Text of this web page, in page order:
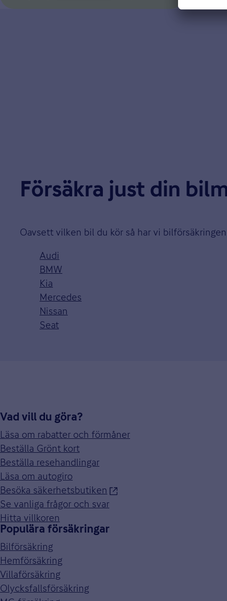
Försäkra just din
Oavsett vilken bil du kör så har vi
Audi
BMW
Kia
Mercedes
Nissan
Seat
Vad vill du göra?
Läsa om rabatter och förmåner
Beställa Grönt kort
Beställa resehandlingar
Läsa om autogiro
Besöka säkerhetsbutiken
Se vanliga frågor och svar
Hitta villkoren
Populära försäkringar
Bilförsäkring
Hemförsäkring
Villaförsäkring
Olycksfallsförsäkring